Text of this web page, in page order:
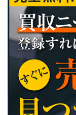
法人税対策を
法人税対策の
法人税対策と追
法人税対策に